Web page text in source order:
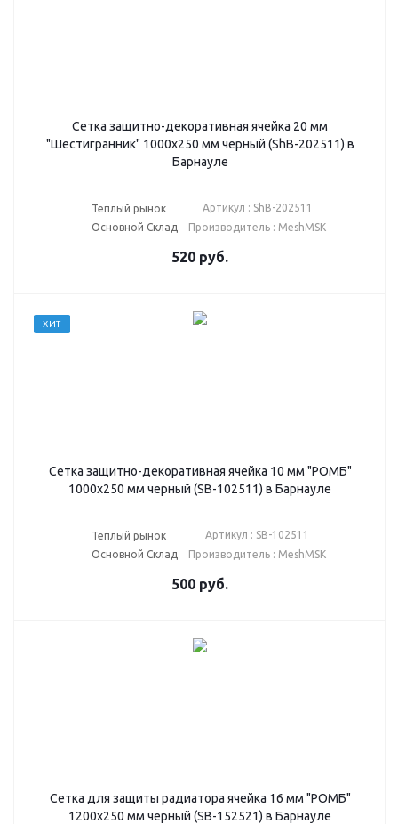
Сетка защитно-декоративная ячейка 20 мм
"Шестигранник" 1000х250 мм черный (ShB-202511) в
Барнауле
Теплый рынок
Основной Склад
Артикул : ShB-202511
Производитель : MeshMSK
520 руб.
ХИТ
Сетка защитно-декоративная ячейка 10 мм "РОМБ"
1000х250 мм черный (SB-102511) в Барнауле
Теплый рынок
Основной Склад
Артикул : SB-102511
Производитель : MeshMSK
500 руб.
Сетка для защиты радиатора ячейка 16 мм "РОМБ"
1200х250 мм черный (SB-152521) в Барнауле